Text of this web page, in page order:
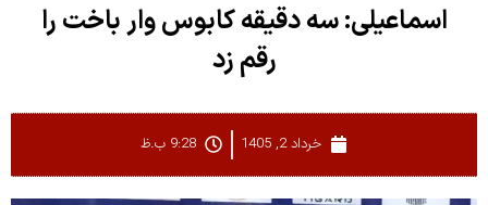
اسماعیلی: سه دقیقه کابوس وار باخت را
رقم زد
خرداد 2, 1405 9:28 ب.ظ